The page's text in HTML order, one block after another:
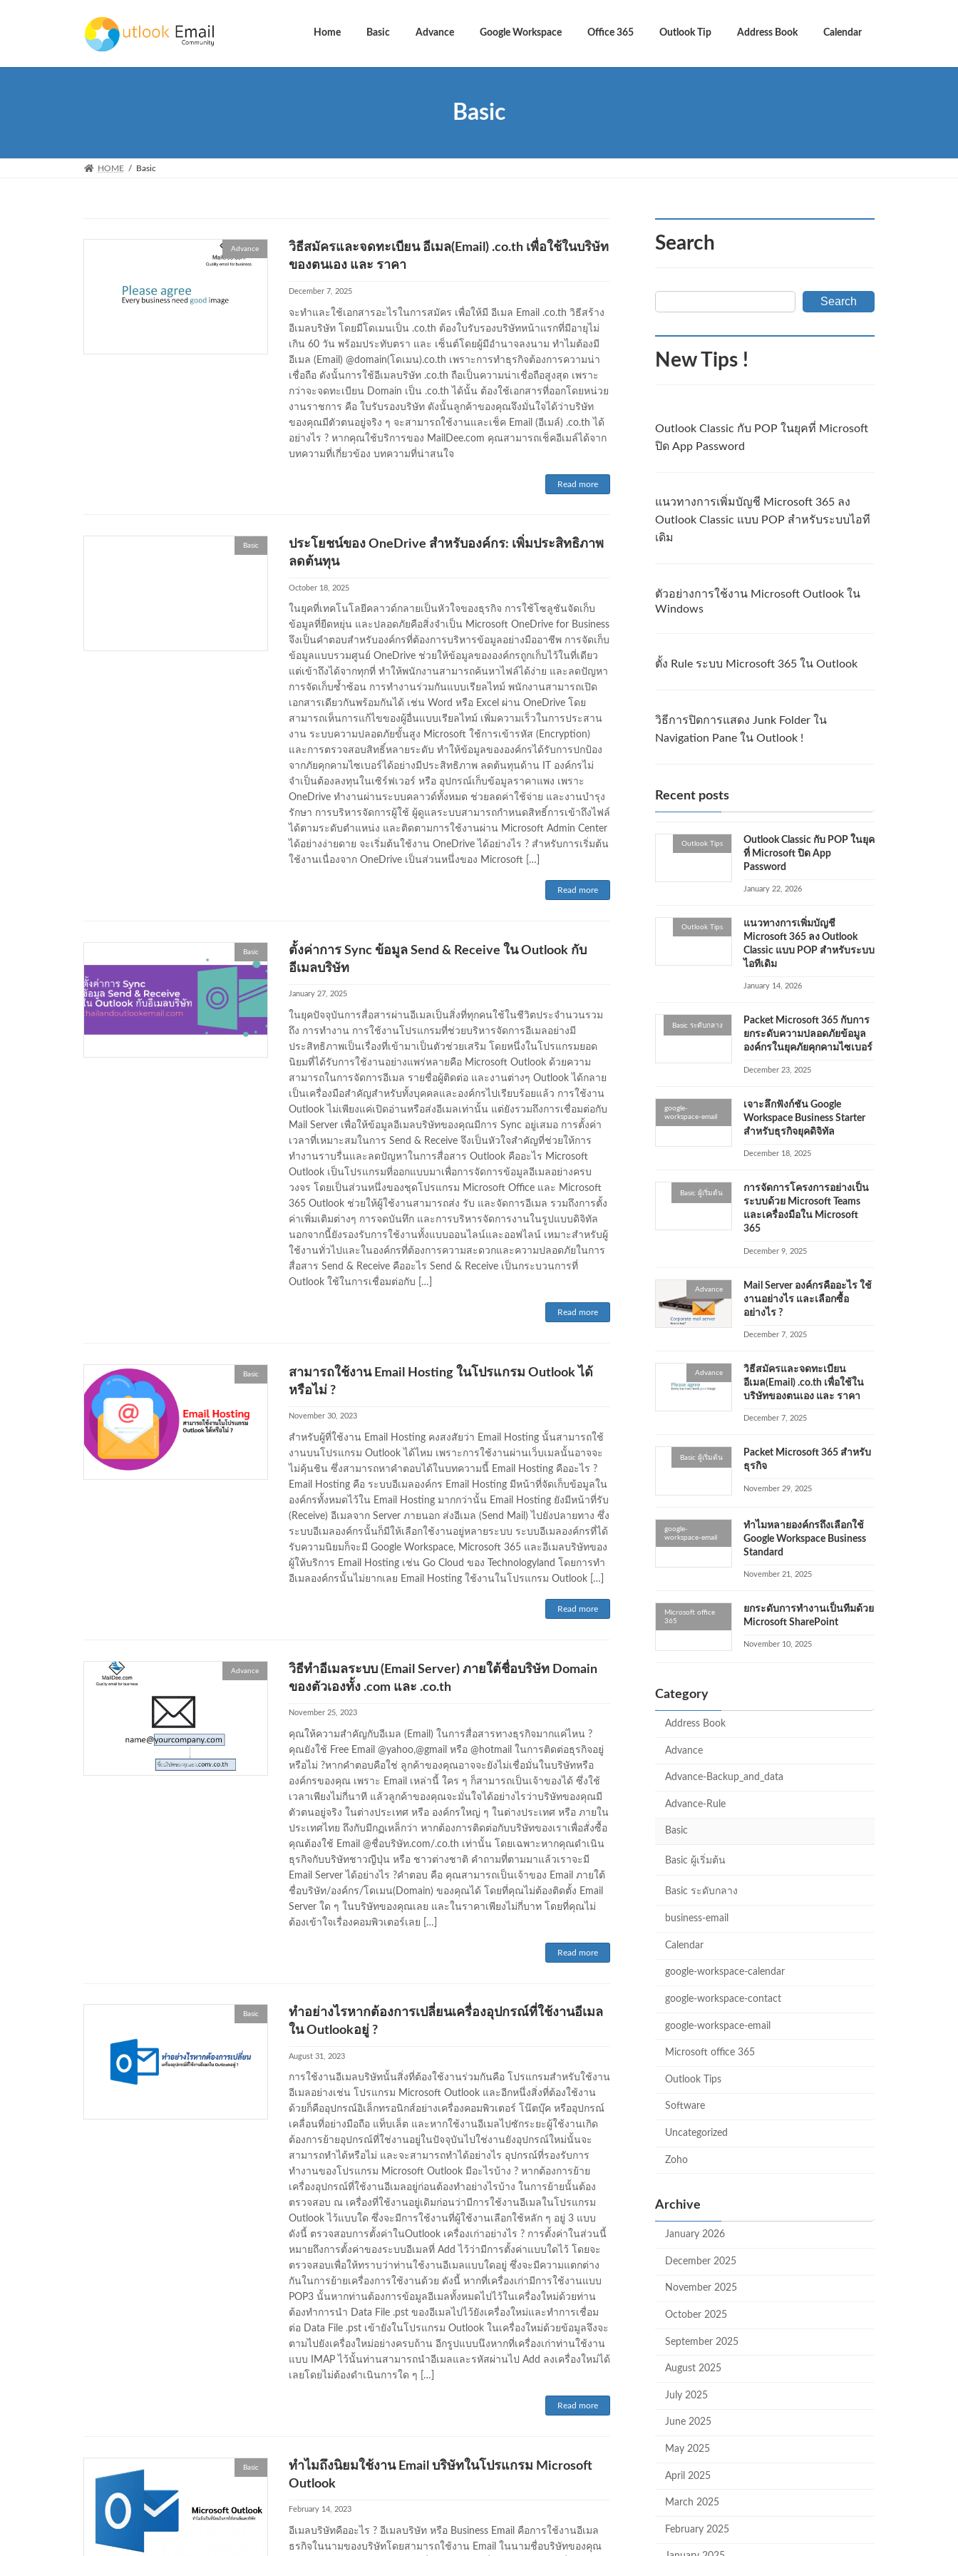
Home Basic Advance Google Workspace Office 365 Outlook Tip Address Book Calendar
Basic
HOME Basic
Advance
วิธีสมัครและจดทะเบียน อีเมล(Email) .co.th เพื่อใช้ในบริษัท
ของตนเอง และ ราคา
December 7, 2025
จะทำและใช้เอกสารอะไรในการสมัคร เพื่อให้มี อีเมล Email .co.th วิธีสร้าง
อีเมลบริษัท โดยมีโดเมนเป็น .co.th ต้องใบรับรองบริษัทหน้าแรกที่มีอายุไม่
เกิน 60 วัน พร้อมประทับตรา และ เซ็นต์โดยผู้มีอำนาจลงนาม ทำไมต้องมี
อีเมล (Email) @domain(โดเมน).co.th เพราะการทำธุรกิจต้องการความน่า
เชื่อถือ ดังนั้นการใช้อีเมลบริษัท .co.th ถือเป็นความน่าเชื่อถือสูงสุด เพราะ
กว่าจะจดทะเบียน Domain เป็น .co.th ได้นั้น ต้องใช้เอกสารที่ออกโดยหน่วย
งานราชการ คือ ใบรับรองบริษัท ดังนั้นลูกค้าของคุณจึงมั่นใจได้ว่าบริษัท
ของคุณมีตัวตนอยู่จริง ๆ จะสามารถใช้งานและเช็ค Email (อีเมล์) .co.th ได้
อย่างไร ? หากคุณใช้บริการของ MailDee.com คุณสามารถเช็คอีเมล์ได้จาก
บทความที่เกี่ยวข้อง บทความที่น่าสนใจ
Read more
Basic
ประโยชน์ของ OneDrive สำหรับองค์กร: เพิ่มประสิทธิภาพ
ลดต้นทุน
October 18, 2025
ในยุคที่เทคโนโลยีคลาวด์กลายเป็นหัวใจของธุรกิจ การใช้โซลูชันจัดเก็บ
ข้อมูลที่ยืดหยุ่น และปลอดภัยคือสิ่งจำเป็น Microsoft OneDrive for Business
จึงเป็นคำตอบสำหรับองค์กรที่ต้องการบริหารข้อมูลอย่างมืออาชีพ การจัดเก็บ
ข้อมูลแบบรวมศูนย์ OneDrive ช่วยให้ข้อมูลขององค์กรถูกเก็บไว้ในที่เดียว
แต่เข้าถึงได้จากทุกที่ ทำให้พนักงานสามารถค้นหาไฟล์ได้ง่าย และลดปัญหา
การจัดเก็บซ้ำซ้อน การทำงานร่วมกันแบบเรียลไทม์ พนักงานสามารถเปิด
เอกสารเดียวกันพร้อมกันได้ เช่น Word หรือ Excel ผ่าน OneDrive โดย
สามารถเห็นการแก้ไขของผู้อื่นแบบเรียลไทม์ เพิ่มความเร็วในการประสาน
งาน ระบบความปลอดภัยขั้นสูง Microsoft ใช้การเข้ารหัส (Encryption)
และการตรวจสอบสิทธิ์หลายระดับ ทำให้ข้อมูลขององค์กรได้รับการปกป้อง
จากภัยคุกคามไซเบอร์ได้อย่างมีประสิทธิภาพ ลดต้นทุนด้าน IT องค์กรไม่
จำเป็นต้องลงทุนในเซิร์ฟเวอร์ หรือ อุปกรณ์เก็บข้อมูลราคาแพง เพราะ
OneDrive ทำงานผ่านระบบคลาวด์ทั้งหมด ช่วยลดค่าใช้จ่าย และงานบำรุง
รักษา การบริหารจัดการผู้ใช้ ผู้ดูแลระบบสามารถกำหนดสิทธิ์การเข้าถึงไฟล์
ได้ตามระดับตำแหน่ง และติดตามการใช้งานผ่าน Microsoft Admin Center
ได้อย่างง่ายดาย จะเริ่มต้นใช้งาน OneDrive ได้อย่างไร ? สำหรับการเริ่มต้น
ใช้งานเนื่องจาก OneDrive เป็นส่วนหนึ่งของ Microsoft […]
Read more
Basic
ตั้งค่าการ Sync ข้อมูล Send & Receive ใน Outlook กับ
อีเมลบริษัท
January 27, 2025
ในยุคปัจจุบันการสื่อสารผ่านอีเมลเป็นสิ่งที่ทุกคนใช้ในชีวิตประจำนวนรวม
ถึง การทำงาน การใช้งานโปรแกรมที่ช่วยบริหารจัดการอีเมลอย่างมี
ประสิทธิภาพเป็นเรื่องที่เข้ามาเป็นตัวช่วยเสริม โดยหนึ่งในโปรแกรมยอด
นิยมที่ได้รับการใช้งานอย่างแพร่หลายคือ Microsoft Outlook ด้วยความ
สามารถในการจัดการอีเมล รายชื่อผู้ติดต่อ และงานต่างๆ Outlook ได้กลาย
เป็นเครื่องมือสำคัญสำหรับทั้งบุคคลและองค์กรไปเรียบร้อยแล้ว การใช้งาน
Outlook ไม่เพียงแค่เปิดอ่านหรือส่งอีเมลเท่านั้น แต่ยังรวมถึงการเชื่อมต่อกับ
Mail Server เพื่อให้ข้อมูลอีเมลบริษัทของคุณมีการ Sync อยู่เสมอ การตั้งค่า
เวลาที่เหมาะสมในการ Send & Receive จึงเป็นหัวใจสำคัญที่ช่วยให้การ
ทำงานราบรื่นและลดปัญหาในการสื่อสาร Outlook คืออะไร Microsoft
Outlook เป็นโปรแกรมที่ออกแบบมาเพื่อการจัดการข้อมูลอีเมลอย่างครบ
วงจร โดยเป็นส่วนหนึ่งของชุดโปรแกรม Microsoft Office และ Microsoft
365 Outlook ช่วยให้ผู้ใช้งานสามารถส่ง รับ และจัดการอีเมล รวมถึงการตั้ง
ค่าเพิ่มเติมต่างๆ การจดบันทึก และการบริหารจัดการงานในรูปแบบดิจิทัล
นอกจากนี้ยังรองรับการใช้งานทั้งแบบออนไลน์และออฟไลน์ เหมาะสำหรับผู้
ใช้งานทั่วไปและในองค์กรที่ต้องการความสะดวกและความปลอดภัยในการ
สื่อสาร Send & Receive คืออะไร Send & Receive เป็นกระบวนการที่
Outlook ใช้ในการเชื่อมต่อกับ […]
Read more
Basic
สามารถใช้งาน Email Hosting ในโปรแกรม Outlook ได้
หรือไม่ ?
November 30, 2023
สำหรับผู้ที่ใช้งาน Email Hosting คงสงสัยว่า Email Hosting นั้นสามารถใช้
งานบนโปรแกรม Outlook ได้ไหม เพราะการใช้งานผ่านเว็บเมลนั้นอาจจะ
ไม่คุ้นชิน ซึ่งสามารถหาคำตอบได้ในบทความนี้ Email Hosting คืออะไร ?
Email Hosting คือ ระบบอีเมลองค์กร Email Hosting มีหน้าที่จัดเก็บข้อมูลใน
องค์กรทั้งหมดไว้ใน Email Hosting มากกว่านั้น Email Hosting ยังมีหน้าที่รับ
(Receive) อีเมลจาก Server ภายนอก ส่งอีเมล (Send Mail) ไปยังปลายทาง ซึ่ง
ระบบอีเมลองค์กรนั้นก็มีให้เลือกใช้งานอยู่หลายระบบ ระบบอีเมลองค์กรที่ได้
รับความนิยมก็จะมี Google Workspace, Microsoft 365 และอีเมลบริษัทของ
ผู้ให้บริการ Email Hosting เช่น Go Cloud ของ Technologyland โดยการทำ
อีเมลองค์กรนั้นไม่ยากเลย Email Hosting ใช้งานในโปรแกรม Outlook […]
Read more
Advance
วิธีทำอีเมลระบบ (Email Server) ภายใต้ชื่อบริษัท Domain
ของตัวเองทั้ง .com และ .co.th
November 25, 2023
คุณให้ความสำคัญกับอีเมล (Email) ในการสื่อสารทางธุรกิจมากแค่ไหน ?
คุณยังใช้ Free Email @yahoo,@gmail หรือ @hotmail ในการติดต่อธุรกิจอยู่
หรือไม่ ?หากคำตอบคือใช่ ลูกค้าของคุณอาจจะยังไม่เชื่อมั่นในบริษัทหรือ
องค์กรของคุณ เพราะ Email เหล่านี้ ใคร ๆ ก็สามารถเป็นเจ้าของได้ ซึ่งใช้
เวลาเพียงไม่กี่นาที แล้วลูกค้าของคุณจะมั่นใจได้อย่างไรว่าบริษัทของคุณมี
ตัวตนอยู่จริง ในต่างประเทศ หรือ องค์กรใหญ่ ๆ ในต่างประเทศ หรือ ภายใน
ประเทศไทย ถึงกับมีกฏเหล็กว่า หากต้องการติดต่อกับบริษัทของเราเพื่อสั่งซื้อ
คุณต้องใช้ Email @ชื่อบริษัท.com/.co.th เท่านั้น โดยเฉพาะหากคุณดำเนิน
ธุรกิจกับบริษัทชาวญีปุ่น หรือ ชาวต่างชาติ คำถามที่ตามมาแล้วเราจะมี
Email Server ได้อย่างไร ?คำตอบ คือ คุณสามารถเป็นเจ้าของ Email ภายใต้
ชื่อบริษัท/องค์กร/โดเมน(Domain) ของคุณได้ โดยที่คุณไม่ต้องติดตั้ง Email
Server ใด ๆ ในบริษัทของคุณเลย และในราคาเพียงไม่กี่บาท โดยที่คุณไม่
ต้องเข้าใจเรื่องคอมพิวเตอร์เลย […]
Read more
Basic
ทำอย่างไรหากต้องการเปลี่ยนเครื่องอุปกรณ์ที่ใช้งานอีเมล
ใน Outlookอยู่ ?
August 31, 2023
การใช้งานอีเมลบริษัทนั้นสิ่งที่ต้องใช้งานร่วมกันคือ โปรแกรมสำหรับใช้งาน
อีเมลอย่างเช่น โปรแกรม Microsoft Outlook และอีกหนึ่งสิ่งที่ต้องใช้งาน
ด้วยก็คืออุปกรณ์อิเล็กทรอนิกส์อย่างเครื่องคอมพิวเตอร์ โน๊ตบุ๊ค หรืออุปกรณ์
เคลื่อนที่อย่างมือถือ แท็บเล็ต และหากใช้งานอีเมลไปซักระยะผู้ใช้งานเกิด
ต้องการย้ายอุปกรณ์ที่ใช่งานอยู่ในปัจจุบันไปใช่งานยังอุปกรณ์ใหม่นั้นจะ
สามารถทำได้หรือไม่ และจะสามารถทำได้อย่างไร อุปกรณ์ที่รองรับการ
ทำงานของโปรแกรม Microsoft Outlook มีอะไรบ้าง ? หากต้องการย้าย
เครื่องอุปกรณ์ที่ใช้งานอีเมลอยู่ก่อนต้องทำอย่างไรบ้าง ในการย้ายนั้นต้อง
ตรวจสอบ ณ เครื่องที่ใช้งานอยู่เดิมก่อนว่ามีการใช้งานอีเมลในโปรแกรม
Outlook ไว้แบบใด ซึ่งจะมีการใช้งานที่ผู้ใช้งานเลือกใช้หลัก ๆ อยู่ 3 แบบ
ดังนี้ ตรวจสอบการตั้งค่าในOutlook เครื่องเก่าอย่างไร ? การตั้งค่าในส่วนนี้
หมายถึงการตั้งค่าของระบบอีเมลที่ Add ไว้ว่ามีการตั้งค่าแบบใดไว้ โดยจะ
ตรวจสอบเพื่อให้ทราบว่าท่านใช้งานอีเมลแบบใดอยู่ ซึ่งจะมีความแตกต่าง
กันในการย้ายเครื่องการใช้งานด้วย ดังนี้ หากที่เครื่องเก่ามีการใช้งานแบบ
POP3 นั้นหากท่านต้องการข้อมูลอีเมลทั้งหมดไปไว้ในเครื่องใหม่ด้วยท่าน
ต้องทำการนำ Data File .pst ของอีเมลไปไว้ยังเครื่องใหม่และทำการเชื่อม
ต่อ Data File .pst เข้ายังในโปรแกรม Outlook ในเครื่องใหม่ด้วยข้อมูลจึงจะ
ตามไปยังเครื่องใหม่อย่างครบถ้าน อีกรูปแบบนึงหากที่เครื่องเก่าท่านใช้งาน
แบบ IMAP ไว้นั้นท่านสามารถนำอีเมลและรหัสผ่านไป Add ลงเครื่องใหม่ได้
เลยโดยไม่ต้องดำเนินการใด ๆ […]
Read more
Basic
ทำไมถึงนิยมใช้งาน Email บริษัทในโปรแกรม Microsoft
Outlook
February 14, 2023
อีเมลบริษัทคืออะไร ? อีเมลบริษัท หรือ Business Email คือการใช้งานอีเมล
ธรกิจในนามของบริษัทโดยสามารถใช้งาน Email ในนามชื่อบริษัทของคุณ
Search
Search
New Tips !
Outlook Classic กับ POP ในยุคที่ Microsoft
ปิด App Password
แนวทางการเพิ่มบัญชี Microsoft 365 ลง
Outlook Classic แบบ POP สำหรับระบบไอที
เดิม
ตัวอย่างการใช้งาน Microsoft Outlook ใน
Windows
ตั้ง Rule ระบบ Microsoft 365 ใน Outlook
วิธีการปิดการแสดง Junk Folder ใน
Navigation Pane ใน Outlook !
Recent posts
Outlook Tips
Outlook Classic กับ POP ในยุค
ที่ Microsoft ปิด App
Password
January 22, 2026
Outlook Tips
แนวทางการเพิ่มบัญชี
Microsoft 365 ลง Outlook
Classic แบบ POP สำหรับระบบ
ไอทีเดิม
January 14, 2026
Basic ระดับกลาง
Packet Microsoft 365 กับการ
ยกระดับความปลอดภัยข้อมูล
องค์กรในยุคภัยคุกคามไซเบอร์
December 23, 2025
google-
workspace-email
เจาะลึกฟังก์ชัน Google
Workspace Business Starter
สำหรับธุรกิจยุคดิจิทัล
December 18, 2025
Basic ผู้เริ่มต้น
การจัดการโครงการอย่างเป็น
ระบบด้วย Microsoft Teams
และเครื่องมือใน Microsoft
365
December 9, 2025
Advance
Mail Server องค์กรคืออะไร ใช้
งานอย่างไร และเลือกซื้อ
อย่างไร ?
December 7, 2025
Advance
วิธีสมัครและจดทะเบียน
อีเมล(Email) .co.th เพื่อใช้ใน
บริษัทของตนเอง และ ราคา
December 7, 2025
Basic ผู้เริ่มต้น
Packet Microsoft 365 สำหรับ
ธุรกิจ
November 29, 2025
google-
workspace-email
ทำไมหลายองค์กรถึงเลือกใช้
Google Workspace Business
Standard
November 21, 2025
Microsoft office
365
ยกระดับการทำงานเป็นทีมด้วย
Microsoft SharePoint
November 10, 2025
Category
Address Book
Advance
Advance-Backup_and_data
Advance-Rule
Basic
Basic ผู้เริ่มต้น
Basic ระดับกลาง
business-email
Calendar
google-workspace-calendar
google-workspace-contact
google-workspace-email
Microsoft office 365
Outlook Tips
Software
Uncategorized
Zoho
Archive
January 2026
December 2025
November 2025
October 2025
September 2025
August 2025
July 2025
June 2025
May 2025
April 2025
March 2025
February 2025